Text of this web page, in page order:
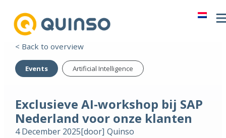
< Back to overview
Events Artificial Intelligence
Exclusieve AI-workshop bij SAP
Nederland voor onze klanten
4 December 2025[door] Quinso